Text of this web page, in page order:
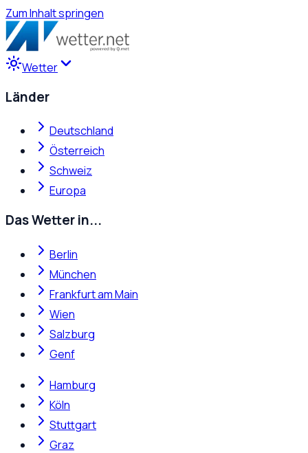
Zum Inhalt springen
Wetter
Länder
Deutschland
Österreich
Schweiz
Europa
Das Wetter in...
Berlin
München
Frankfurt am Main
Wien
Salzburg
Genf
Hamburg
Köln
Stuttgart
Graz